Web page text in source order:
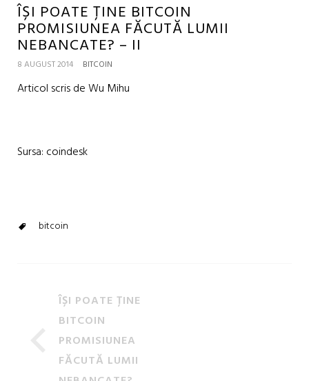
ÎȘI POATE ȚINE BITCOIN
PROMISIUNEA FĂCUTĂ LUMII
NEBANCATE? – II
8 AUGUST 2014 BITCOIN
Articol scris de Wu Mihu
Sursa: coindesk
bitcoin
ÎȘI POATE ȚINE
BITCOIN
PROMISIUNEA
FĂCUTĂ LUMII